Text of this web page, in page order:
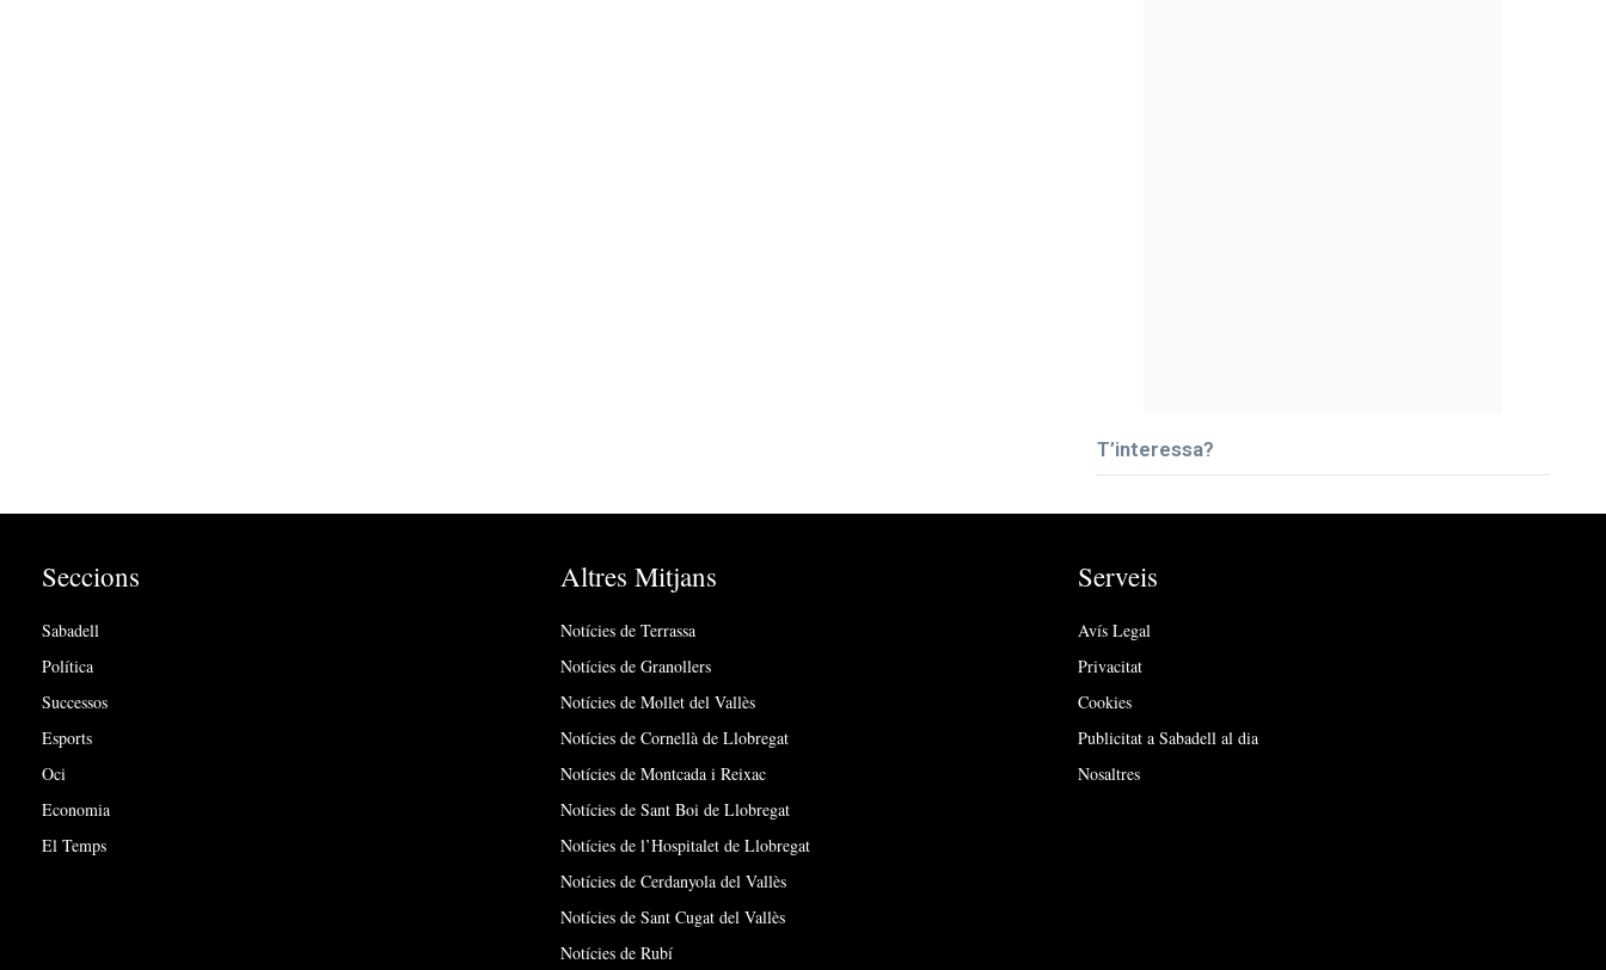
T’interessa?
Seccions
Sabadell
Política
Successos
Esports
Oci
Economia
El Temps
Altres Mitjans
Notícies de Terrassa
Notícies de Granollers
Notícies de Mollet del Vallès
Notícies de Cornellà de Llobregat
Notícies de Montcada i Reixac
Notícies de Sant Boi de Llobregat
Notícies de l’Hospitalet de Llobregat
Notícies de Cerdanyola del Vallès
Notícies de Sant Cugat del Vallès
Notícies de Rubí
Serveis
Avís Legal
Privacitat
Cookies
Publicitat a Sabadell al dia
Nosaltres